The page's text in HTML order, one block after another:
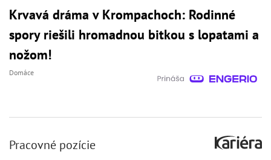
Krvavá dráma v Krompachoch: Rodinné
spory riešili hromadnou bitkou s lopatami a
nožom!
Domáce
Pracovné pozície